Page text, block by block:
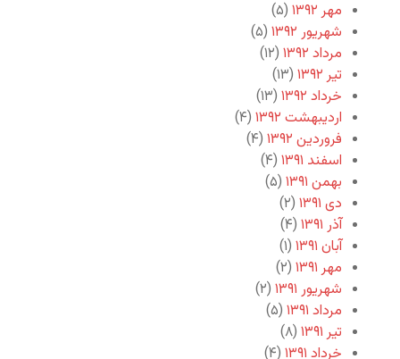
مهر ۱۳۹۲
(۵)
شهریور ۱۳۹۲
(۵)
مرداد ۱۳۹۲
(۱۲)
تیر ۱۳۹۲
(۱۳)
خرداد ۱۳۹۲
(۱۳)
اردیبهشت ۱۳۹۲
(۴)
فروردین ۱۳۹۲
(۴)
اسفند ۱۳۹۱
(۴)
بهمن ۱۳۹۱
(۵)
دی ۱۳۹۱
(۲)
آذر ۱۳۹۱
(۴)
آبان ۱۳۹۱
(۱)
مهر ۱۳۹۱
(۲)
شهریور ۱۳۹۱
(۲)
مرداد ۱۳۹۱
(۵)
تیر ۱۳۹۱
(۸)
خرداد ۱۳۹۱
(۴)